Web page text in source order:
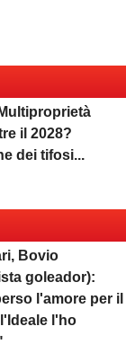
il 2028?
dei tifosi...
Bovio
goleador):
l'amore per il
l'ho